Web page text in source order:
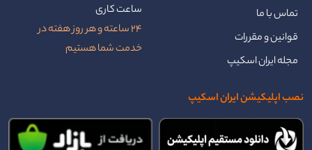
تماس با ما
قوانین و مقررات
مجله ایران اسکیپ
ساعت کاری
24 ساعته و هر روز هفته در
خدمت شما هستیم
نصب اپلیکیشن ایران اسکیپ